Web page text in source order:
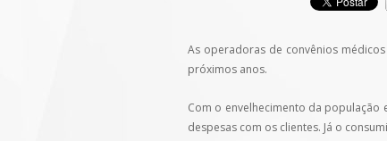
As operadoras de convênios
próximos anos.
Com o envelhecimento da
despesas com os clientes. Já o